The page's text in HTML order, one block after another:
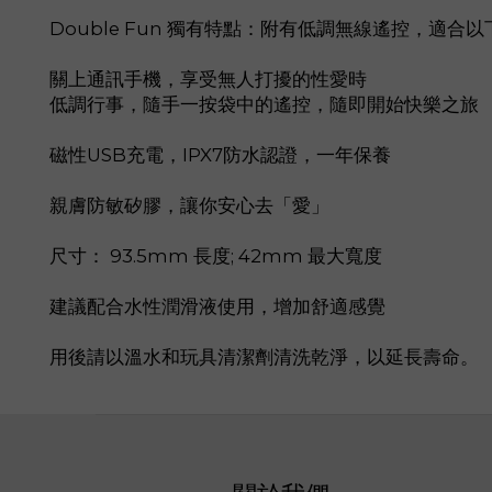
Double Fun 獨有特點：附有低調無線遙控，適合以
關上通訊手機，享受無人打擾的性愛時
低調行事，隨手一按袋中的遙控，隨即開始快樂之旅
磁性USB充電，IPX7防水認證，一年保養
親膚防敏矽膠，讓你安心去「愛」
尺寸： 93.5mm 長度; 42mm 最大寬度
建議配合水性潤滑液使用，增加舒適感覺
用後請以溫水和玩具清潔劑清洗乾淨，以延長壽命。